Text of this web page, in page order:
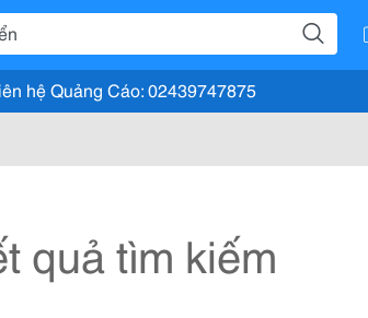
hệ Quảng Cáo: 02439747875
quả tìm kiếm